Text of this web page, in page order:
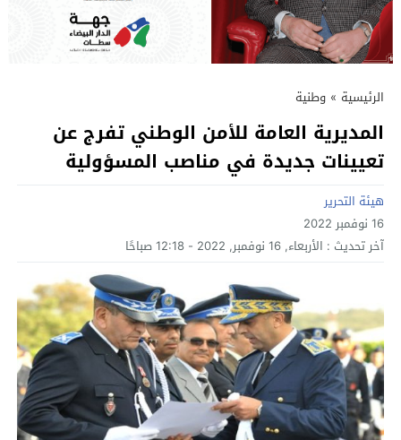
الرئيسية » وطنية
المديرية العامة للأمن الوطني تفرج عن
تعيينات جديدة في مناصب المسؤولية
هيئة التحرير
16 نوفمبر 2022
آخر تحديث : الأربعاء, 16 نوفمبر, 2022 - 12:18 صباحًا